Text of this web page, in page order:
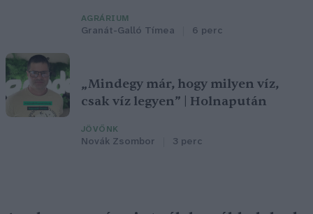
AGRÁRIUM
Granát-Galló Tímea 6 perc
„Mindegy már, hogy milyen víz,
csak víz legyen” | Holnapután
JÖVŐNK
Novák Zsombor 3 perc